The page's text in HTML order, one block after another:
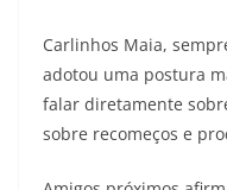
Carlinhos Maia,
adotou uma postura
falar diretamente
sobre recomeços e